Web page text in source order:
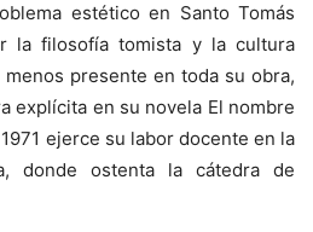
estético en Santo Tomás
la filosofía tomista y la cultura
presente en toda su obra,
explícita en su novela El nombre
ejerce su labor docente en la
donde ostenta la cátedra de